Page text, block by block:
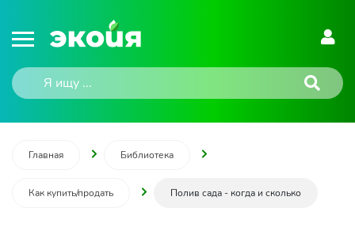
Главная Библиотека
Как купить/продать Полив сада - когда и сколько